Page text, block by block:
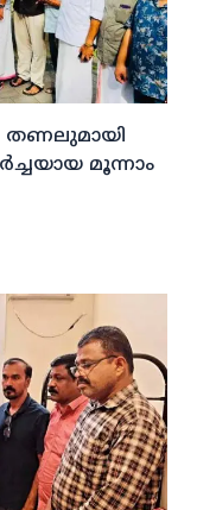
തണലുമായി
മൂന്നാം